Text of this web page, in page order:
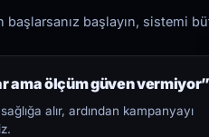
başlayın, sistemi
ama ölçüm güven
alır, ardından kampanyayı